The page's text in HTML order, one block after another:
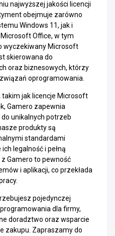
najwyższej jakości licencji
obejmuje zarówno
Windows 11, jak i
Office, w tym
wyczekiwany Microsoft
skierowana do
oraz biznesowych, którzy
oprogramowania.
takim jak licencje Microsoft
Gamero zapewnia
unikalnych potrzeb
produkty są
standardami
legalność i pełną
Gamero to pewność
i aplikacji, co przekłada
pojedynczej
dla firmy,
doradztwo oraz wsparcie
zakupu. Zapraszamy do